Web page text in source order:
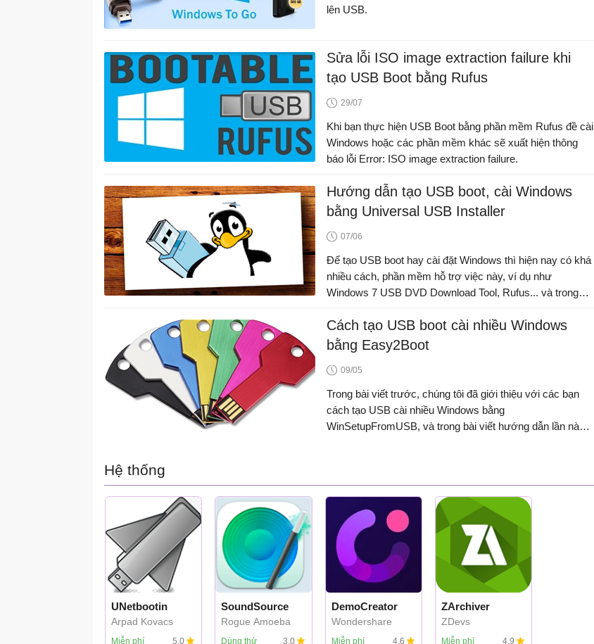
lên USB.
Sửa lỗi ISO image extraction failure khi
tạo USB Boot bằng Rufus
29/07
Khi bạn thực hiện USB Boot bằng phần mềm Rufus đề cài
Windows hoặc các phần mềm khác sẽ xuất hiện thông
báo lỗi Error: ISO image extraction failure.
Hướng dẫn tạo USB boot, cài Windows
bằng Universal USB Installer
07/06
Để tạo USB boot hay cài đặt Windows thì hiện nay có khá
nhiều cách, phần mềm hỗ trợ việc này, ví dụ như
Windows 7 USB DVD Download Tool, Rufus... và trong
bạn 1 phần mềm miễn phí khác có thể tạo USB boot, cài
Wins. Đó là Universal USB Installer.
Cách tạo USB boot cài nhiều Windows
bằng Easy2Boot
09/05
Trong bài viết trước, chúng tôi đã giới thiệu với các bạn
cách tạo USB cài nhiều Windows bằng
WinSetupFromUSB, và trong bài viết hướng dẫn lần này,
Hệ thống
UNetbootin
Arpad Kovacs
Miễn phí 5,0
SoundSource
Rogue Amoeba
Dùng thử 3,0
DemoCreator
Wondershare
Miễn phí 4,6
ZArchiver
ZDevs
Miễn phí 4,9